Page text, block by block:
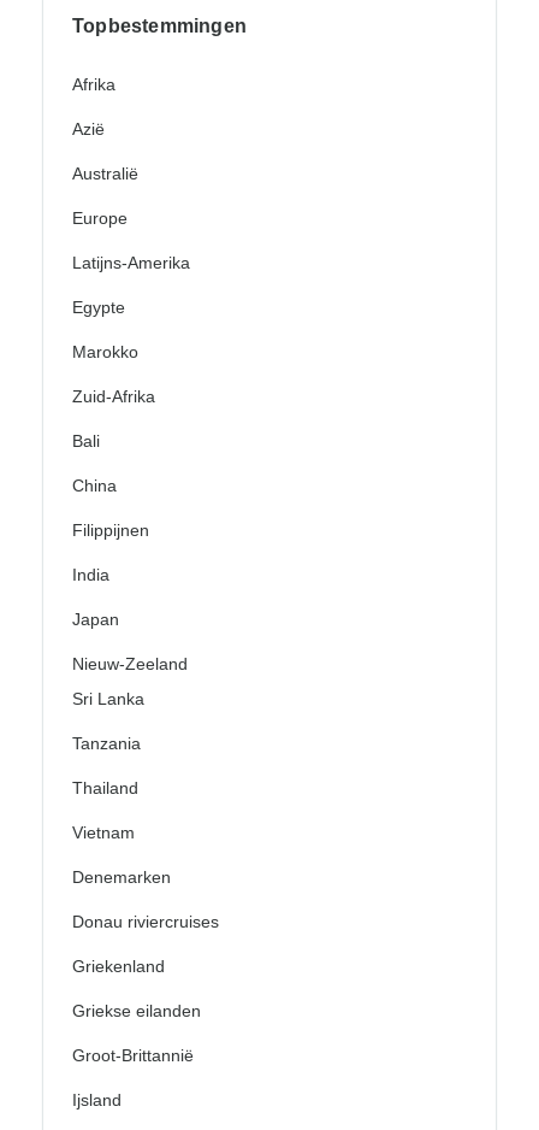
Topbestemmingen
Afrika
Azië
Australië
Europe
Latijns-Amerika
Egypte
Marokko
Zuid-Afrika
Bali
China
Filippijnen
India
Japan
Nieuw-Zeeland
Sri Lanka
Tanzania
Thailand
Vietnam
Denemarken
Donau riviercruises
Griekenland
Griekse eilanden
Groot-Brittannië
Ijsland